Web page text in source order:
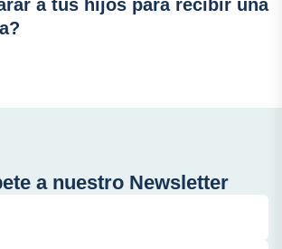
a tus hijos para recibir una
a nuestro Newsletter